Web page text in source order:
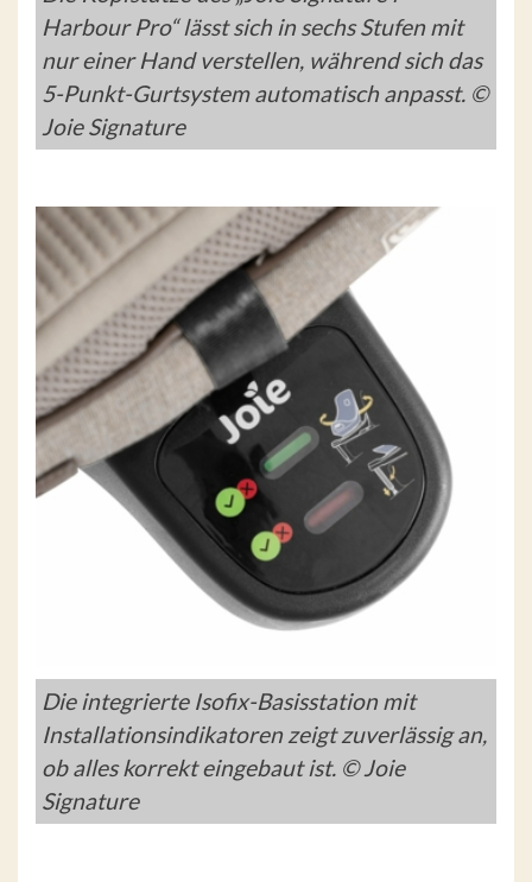
Harbour Pro“ lässt sich in sechs Stufen mit
nur einer Hand verstellen, während sich das
5-Punkt-Gurtsystem automatisch anpasst. ©
Joie Signature
Die integrierte Isofix-Basisstation mit
Installationsindikatoren zeigt zuverlässig an,
ob alles korrekt eingebaut ist. © Joie
Signature